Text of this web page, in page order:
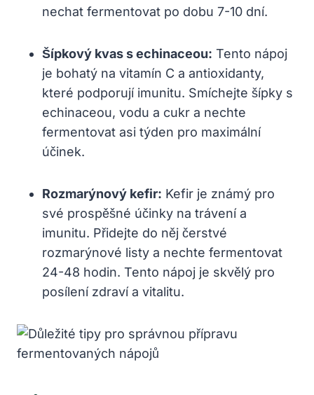
nechat fermentovat po dobu 7-10 dní.
Šípkový kvas s echinaceou: Tento nápoj
je bohatý na vitamín C a antioxidanty,
které podporují imunitu. Smíchejte šípky s
echinaceou, vodu a cukr a nechte
fermentovat asi týden pro maximální
účinek.
Rozmarýnový kefir: Kefir je známý pro
své prospěšné účinky na trávení a
imunitu. Přidejte do něj čerstvé
rozmarýnové listy a nechte fermentovat
24-48 hodin. Tento nápoj je skvělý pro
posílení zdraví a vitalitu.